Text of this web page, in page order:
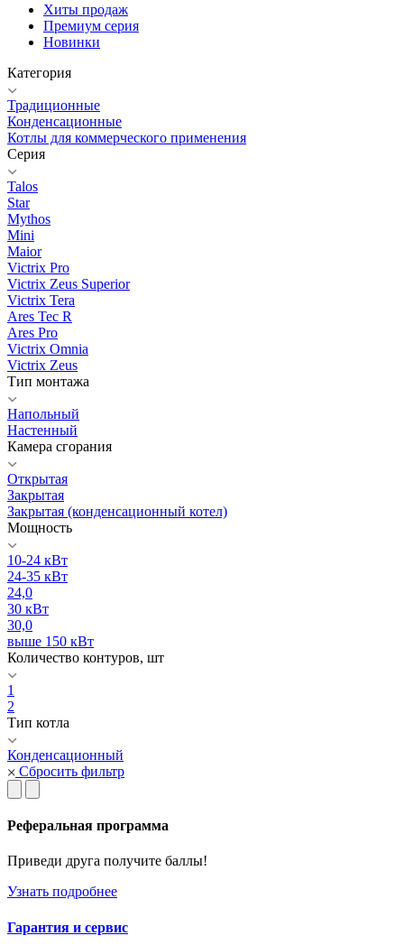
Хиты продаж
Премиум серия
Новинки
Категория
Традиционные
Конденсационные
Котлы для коммерческого применения
Серия
Talos
Star
Mythos
Mini
Maior
Victrix Pro
Victrix Zeus Superior
Victrix Tera
Ares Tec R
Ares Pro
Victrix Omnia
Victrix Zeus
Тип монтажа
Напольный
Настенный
Камера сгорания
Открытая
Закрытая
Закрытая (конденсационный котел)
Мощность
10-24 кВт
24-35 кВт
24,0
30 кВт
30,0
выше 150 кВт
Количество контуров, шт
1
2
Тип котла
Конденсационный
Сбросить фильтр
Реферальная программа
Приведи друга получите баллы!
Узнать подробнее
Гарантия и сервис